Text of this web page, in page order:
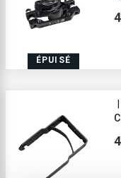
ÉPUISÉ